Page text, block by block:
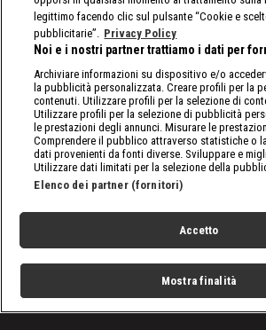
legittimo facendo clic sul pulsante “Cookie e
pubblicitarie”. Privacy Policy
Noi e i nostri partner trattiamo i dati per
Archiviare informazioni su dispositivo e/o
la pubblicità personalizzata. Creare profili per la
contenuti. Utilizzare profili per la selezione di
Utilizzare profili per la selezione di pubblicità
le prestazioni degli annunci. Misurare le
Comprendere il pubblico attraverso statistiche o
dati provenienti da fonti diverse. Sviluppare e
Utilizzare dati limitati per la selezione della
Elenco dei partner (fornitori)
Accetto
Mostra finalità